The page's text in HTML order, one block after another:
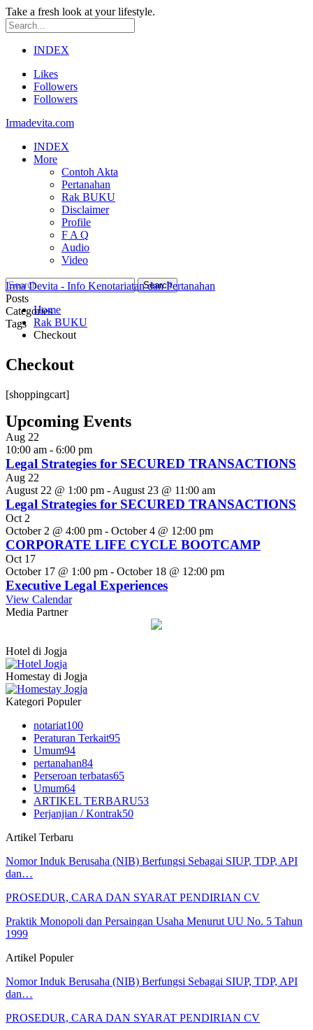
Take a fresh look at your lifestyle.
INDEX
Likes
Followers
Followers
Irmadevita.com
INDEX
More
Contoh Akta
Pertanahan
Rak BUKU
Disclaimer
Profile
F A Q
Audio
Video
Posts
Categories
Tags
Irma Devita - Info Kenotariatan dan Pertanahan
Home
Rak BUKU
Checkout
Checkout
[shoppingcart]
Upcoming Events
Aug 22
10:00 am - 6:00 pm
Legal Strategies for SECURED TRANSACTIONS
Aug 22
August 22 @ 1:00 pm - August 23 @ 11:00 am
Legal Strategies for SECURED TRANSACTIONS
Oct 2
October 2 @ 4:00 pm - October 4 @ 12:00 pm
CORPORATE LIFE CYCLE BOOTCAMP
Oct 17
October 17 @ 1:00 pm - October 18 @ 12:00 pm
Executive Legal Experiences
View Calendar
Media Partner
Hotel di Jogja
Homestay di Jogja
Kategori Populer
notariat100
Peraturan Terkait95
Umum94
pertanahan84
Perseroan terbatas65
Umum64
ARTIKEL TERBARU53
Perjanjian / Kontrak50
Artikel Terbaru
Nomor Induk Berusaha (NIB) Berfungsi Sebagai SIUP, TDP, API
dan…
PROSEDUR, CARA DAN SYARAT PENDIRIAN CV
Praktik Monopoli dan Persaingan Usaha Menurut UU No. 5 Tahun
1999
Artikel Populer
Nomor Induk Berusaha (NIB) Berfungsi Sebagai SIUP, TDP, API
dan…
PROSEDUR, CARA DAN SYARAT PENDIRIAN CV